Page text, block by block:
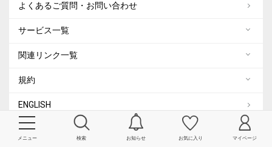
メニュー 検索 お知らせ お気に入り マイページ
よくあるご質問・お問い合わせ
サービス一覧
関連リンク一覧
規約
ENGLISH
SNS 公式アカウント